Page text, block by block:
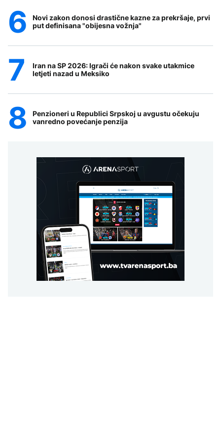
Novi zakon donosi drastične kazne za prekršaje, prvi
put definisana "obijesna vožnja"
Iran na SP 2026: Igrači će nakon svake utakmice
letjeti nazad u Meksiko
Penzioneri u Republici Srpskoj u avgustu očekuju
vanredno povećanje penzija